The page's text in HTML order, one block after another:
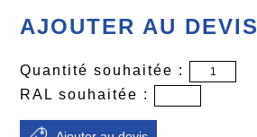
AJOUTER AU DEVIS
Quantité souhaitée :
RAL souhaitée :